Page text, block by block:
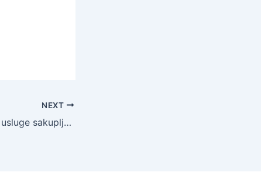
NEXT
Nove cijene javne usluge sakupljanja otpada